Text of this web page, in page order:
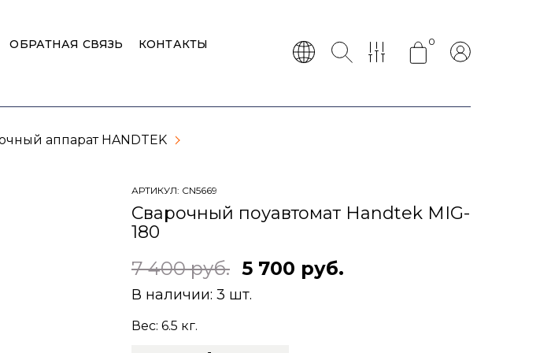
ОБРАТНАЯ СВЯЗЬ
КОНТАКТЫ
0
аппарат HANDTEK
АРТИКУЛ: CN5669
Сварочный поуавтомат Handtek MIG-
180
7 400 руб. 5 700 руб.
В наличии: 3 шт.
Вес: 6.5 кг.